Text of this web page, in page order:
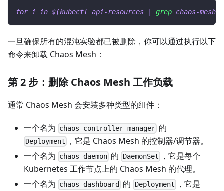
for i in $(kubectl api-resources grep chaos-mesh
一旦确保所有的混沌实验都已被删除，你可以通过执行以下
命令来卸载 Chaos Mesh：
第 2 步：删除 Chaos Mesh 工作负载
通常 Chaos Mesh 会安装多种类型的组件：
一个名为 chaos-controller-manager 的
Deployment
，它是 Chaos Mesh 的控制器/调节器。
一个名为 chaos-daemon 的 DaemonSet ，它是每个
Kubernetes 工作节点上的 Chaos Mesh 的代理。
一个名为 chaos-dashboard 的 Deployment ，它是